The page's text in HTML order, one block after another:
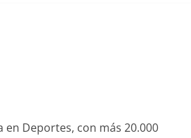
en Deportes, con más 20.000